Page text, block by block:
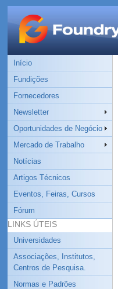
Início
Fundições
Fornecedores
Newsletter
Oportunidades de Negócio
Mercado de Trabalho
Notícias
Artigos Técnicos
Eventos, Feiras, Cursos
Fórum
LINKS ÚTEIS
Universidades
Associações, Institutos,
Centros de Pesquisa.
Normas e Padrões